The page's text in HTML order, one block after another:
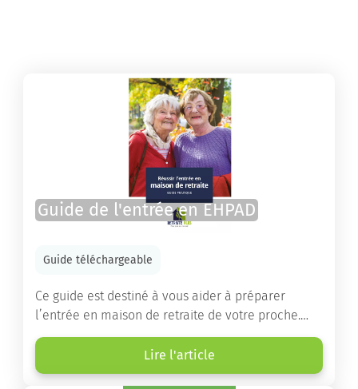
Guide de l'entrée en EHPAD
Guide téléchargeable
Ce guide est destiné à vous aider à préparer
l’entrée en maison de retraite de votre proche.
Vous y trouverez un panorama des différents types
d’établissements ainsi que des conseils pratiques
destinés à orienter les familles et à leur faciliter
Lire l'article